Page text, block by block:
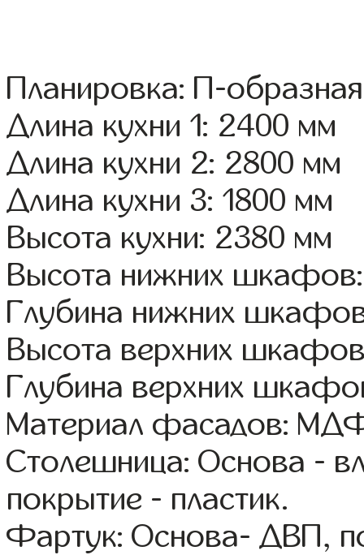
Планировка: П-образная
Длина кухни 1: 2400 мм
Длина кухни 2: 2800 мм
Длина кухни 3: 1800 мм
Высота кухни: 2380 мм
Высота нижних
Глубина нижних
Высота верхних
Глубина верхних
Материал фасадов:
Столешница: Основа -
покрытие - пластик.
Фартук: Основа- ДВП,